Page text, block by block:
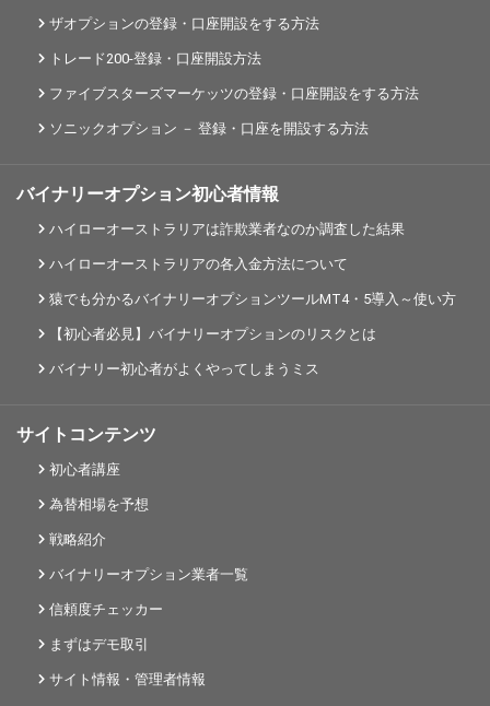
ザオプションの登録・口座開設をする方法
トレード200-登録・口座開設方法
ファイブスターズマーケッツの登録・口座開設をする方法
ソニックオプション － 登録・口座を開設する方法
バイナリーオプション初心者情報
ハイローオーストラリアは詐欺業者なのか調査した結果
ハイローオーストラリアの各入金方法について
猿でも分かるバイナリーオプションツールMT4・5導入～使い方
【初心者必見】バイナリーオプションのリスクとは
バイナリー初心者がよくやってしまうミス
サイトコンテンツ
初心者講座
為替相場を予想
戦略紹介
バイナリーオプション業者一覧
信頼度チェッカー
まずはデモ取引
サイト情報・管理者情報